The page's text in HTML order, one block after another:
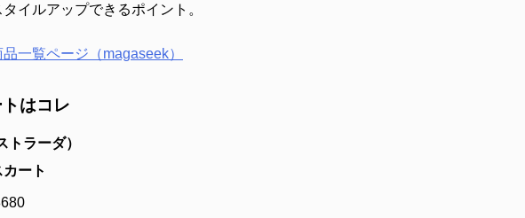
イルアップできるポイント。
一覧ページ（magaseek）
はコレ
ラーダ）
ート